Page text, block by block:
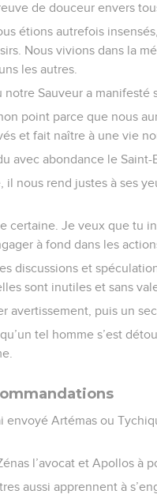
de douceur envers
étions autrefois
Nous vivions dans la
les autres.
notre Sauveur a manifesté
point parce que nous
et fait naître à une vie
avec abondance le
il nous rend justes à ses
certaine. Je veux que tu
à fond dans les
discussions et
sont inutiles et sans
avertissement, puis un
tel homme s’est
envoyé Artémas ou
l’avocat et Apollos à
aussi apprennent à